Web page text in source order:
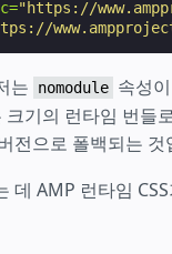
"https://
는 nomodule 속성
기의 런타임 번들
전으로 폴백되는 것
데 AMP 런타임